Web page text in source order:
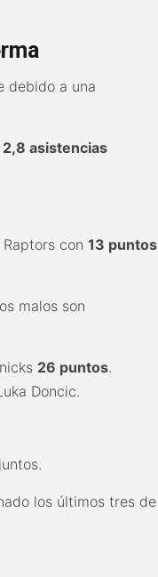
debido a una
asistencias
Raptors con13 puntos
malos son
26 puntos.
Doncic.
los últimos tres de